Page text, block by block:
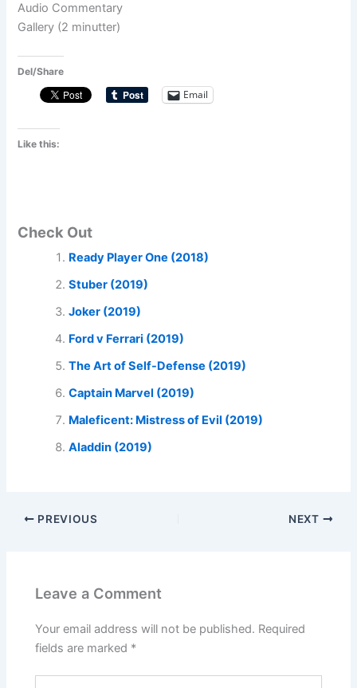
Audio Commentary
Gallery (2 minutter)
Del/Share
Email
Like this:
Check Out
Ready Player One (2018)
Stuber (2019)
Joker (2019)
Ford v Ferrari (2019)
The Art of Self-Defense (2019)
Captain Marvel (2019)
Maleficent: Mistress of Evil (2019)
Aladdin (2019)
PREVIOUS NEXT
Leave a Comment
Your email address will not be published. Required
fields are marked *